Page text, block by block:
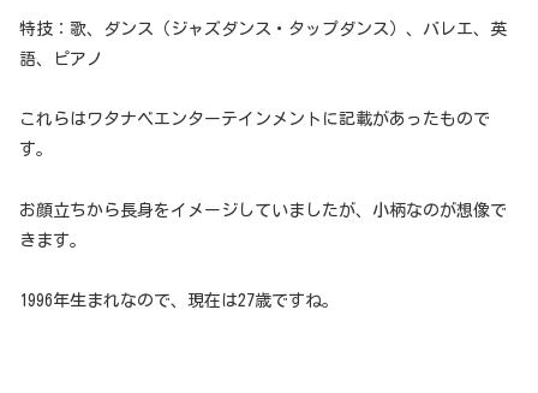
特技：歌、ダンス（ジャズダンス・タップダンス）、バレエ、英
語、ピアノ
これらはワタナベエンターテインメントに記載があったもので
す。
お顔立ちから長身をイメージしていましたが、小柄なのが想像で
きます。
1996年生まれなので、現在は27歳ですね。